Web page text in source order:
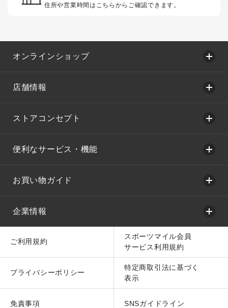
住所や営業時間はこちらからご確認できます。
オンラインショップ
店舗情報
ストアコンセプト
便利なサービス・機能
お買い物ガイド
企業情報
ご利用規約
スポーツマイル会員
サービス利用規約
プライバシーポリシー
特定商取引法に基づく
表示
免責事項 SNSガイドライン